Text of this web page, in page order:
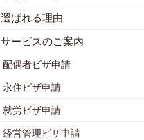
選ばれる理由
サービスのご案内
配偶者ビザ申請
永住ビザ申請
就労ビザ申請
経営管理ビザ申請